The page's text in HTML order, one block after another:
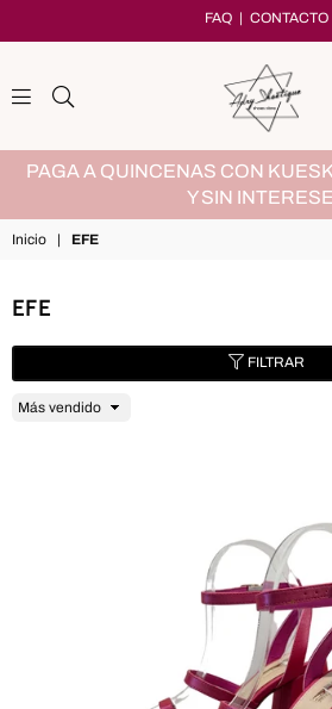
FAQ | CONTACTO
PAGA A QUINCENAS CON
Y SIN
Inicio | EFE
EFE
FILTRAR
Ordenar